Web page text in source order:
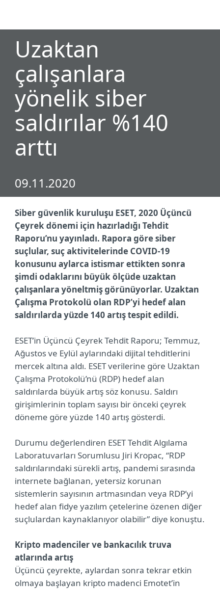
Uzaktan
çalışanlara
yönelik siber
saldırılar %140
arttı
09.11.2020
Siber güvenlik kuruluşu ESET, 2020 Üçüncü
Çeyrek dönemi için hazırladığı Tehdit
Raporu’nu yayınladı. Rapora göre siber
suçlular, suç aktivitelerinde COVID-19
konusunu aylarca istismar ettikten sonra
şimdi odaklarını büyük ölçüde uzaktan
çalışanlara yöneltmiş görünüyorlar. Uzaktan
Çalışma Protokolü olan RDP’yi hedef alan
saldırılarda yüzde 140 artış tespit edildi.
ESET’in Üçüncü Çeyrek Tehdit Raporu; Temmuz,
Ağustos ve Eylül aylarındaki dijital tehditlerini
mercek altına aldı. ESET verilerine göre Uzaktan
Çalışma Protokolü’nü (RDP) hedef alan
saldırılarda büyük artış söz konusu. Saldırı
girişimlerinin toplam sayısı bir önceki çeyrek
döneme göre yüzde 140 artış gösterdi.
Durumu değerlendiren ESET Tehdit Algılama
Laboratuvarları Sorumlusu Jiri Kropac, “RDP
saldırılarındaki sürekli artış, pandemi sırasında
internete bağlanan, yetersiz korunan
sistemlerin sayısının artmasından veya RDP’yi
hedef alan fidye yazılım çetelerine özenen diğer
suçlulardan kaynaklanıyor olabilir” diye konuştu.
Kripto madenciler ve bankacılık truva
atlarında artış
Üçüncü çeyrekte, aylardan sonra tekrar etkin
olmaya başlayan kripto madenci Emotet’in